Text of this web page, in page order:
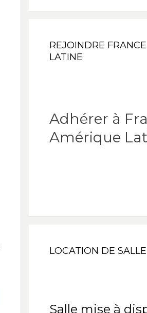
REJOINDRE
LATINE
Adhérer à
Amérique
LOCATION DE SALLE
Salle mise à